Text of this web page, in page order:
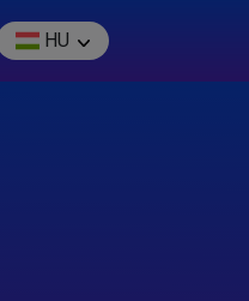
HU